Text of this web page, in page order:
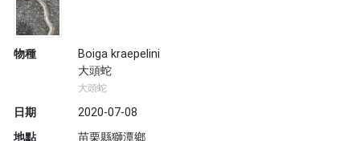
物種
Boiga kraepelini
大頭蛇
大頭蛇
日期
2020-07-08
地點
苗栗縣獅潭鄉